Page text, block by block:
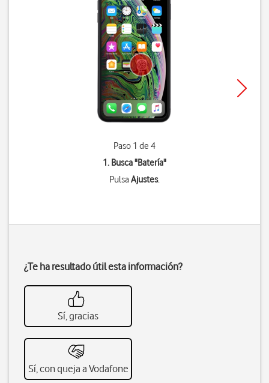
Paso 1 de 4
1. Busca "Batería"
PulsaAjustes.
¿Te ha resultado útil esta información?
Sí, gracias
Sí, con queja a Vodafone